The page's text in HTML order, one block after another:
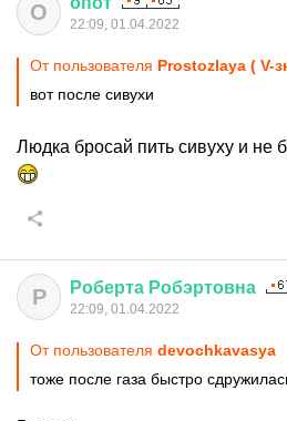
О 22:09, 01.04.2022
От пользователя Prostozlaya ( V-
вот после сивухи
Людка бросай пить сивуху и не
Р Роберта Робэртовна
22:09, 01.04.2022
От пользователя devochkavasya
тоже после газа быстро